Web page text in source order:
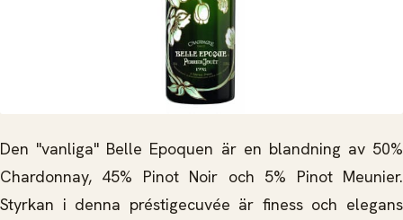
Den "vanliga" Belle Epoquen är en blandning av 50%
Chardonnay, 45% Pinot Noir och 5% Pinot Meunier.
Styrkan i denna préstigecuvée är finess och elegans